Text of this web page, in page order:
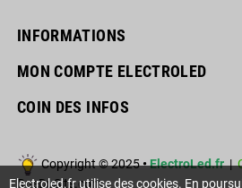
INFORMATIONS
MON COMPTE ELECTROLED
COIN DES INFOS
Copyright © 2025•ElectroLed.fr|
RueDuSite.com
Electroled.fr utilise des cookies. En